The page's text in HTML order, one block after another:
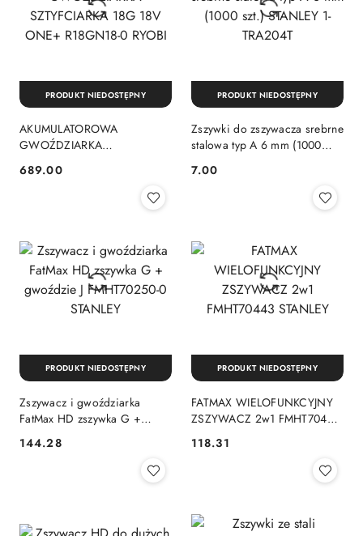
AKUMULATOROWA
GWOŹDZIARKA
ONE+ R18GN18-0 RYOBI
Cena:
689.00
PRODUKT NIEDOSTĘPNY
Zszywki do zszywacza srebrne
stalowa typ A 6 mm (1000
Cena:
7.00
PRODUKT NIEDOSTĘPNY
Zszywacz i gwoździarka
FatMax HD zszywka G +
STANLEY
Cena:
144.28
PRODUKT NIEDOSTĘPNY
FATMAX WIELOFUNKCYJNY
ZSZYWACZ 2w1 FMHT70443
Cena:
118.31
PRODUKT NIEDOSTĘPNY